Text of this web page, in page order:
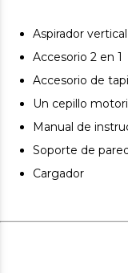
avances en
fuerza centrífuga.
Aspirador vertical
Accesorio 2 en 1
Accesorio de
Un cepillo
Manual de
Soporte de
Cargador